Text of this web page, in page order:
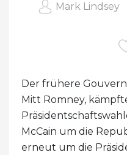
Mark Lindsey
Der frühere
Mitt Romney,
McCain um die
erneut um die